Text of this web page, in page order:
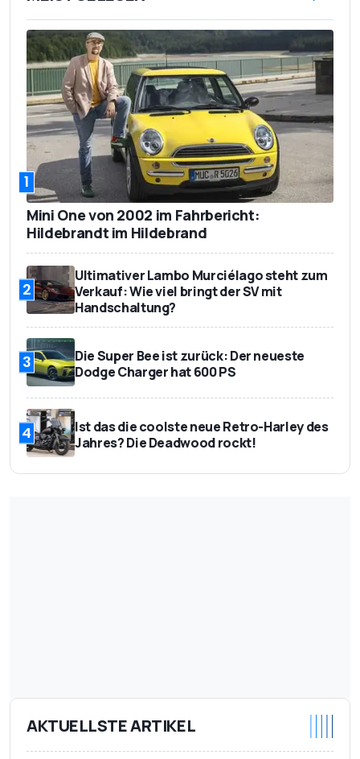
1
Mini One von 2002 im Fahrbericht:
Hildebrandt im Hildebrand
2
Ultimativer Lambo Murciélago steht zum
Verkauf: Wie viel bringt der SV mit
Handschaltung?
3
Die Super Bee ist zurück: Der neueste
Dodge Charger hat 600 PS
4
Ist das die coolste neue Retro-Harley des
Jahres? Die Deadwood rockt!
AKTUELLSTE ARTIKEL